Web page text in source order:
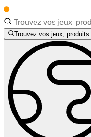
Trouvez vos jeux,